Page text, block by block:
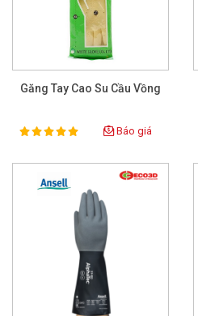
Găng Tay Cao Su Cầu Vồng
Rating:
100% Báo giá